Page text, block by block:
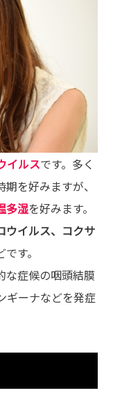
イルスです。多く
を好みますが、
多湿を好みます。
ウイルス、コクサ
です。
な症候の咽頭結膜
ギーナなどを発症